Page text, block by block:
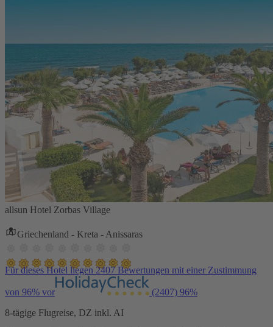
allsun Hotel Zorbas Village
Griechenland - Kreta - Anissaras
Für dieses Hotel liegen 2407 Bewertungen mit einer Zustimmung
von 96% vor (2407) 96%
8-tägige Flugreise, DZ inkl. AI